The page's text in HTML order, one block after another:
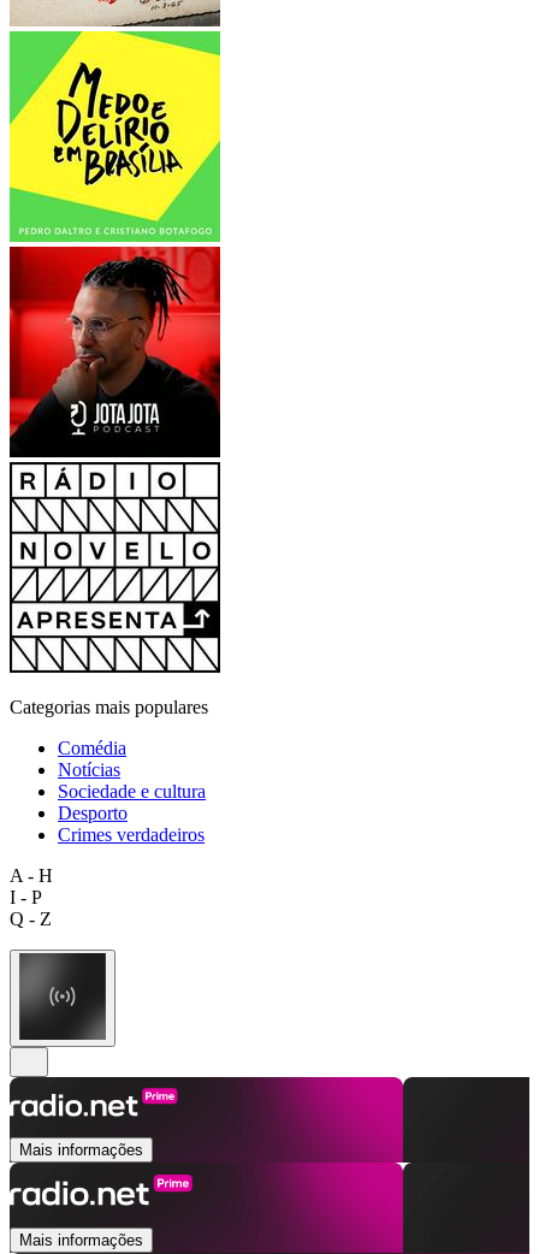
Categorias mais populares
Comédia
Notícias
Sociedade e cultura
Desporto
Crimes verdadeiros
A - H
I - P
Q - Z
Mais informações
Mais informações